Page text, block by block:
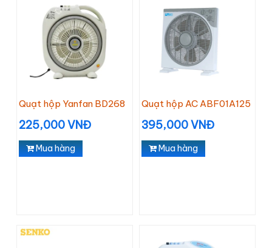
Quạt hộp Yanfan BD268
225,000 VNĐ
Mua hàng
Quạt hộp AC ABF01A125
395,000 VNĐ
Mua hàng